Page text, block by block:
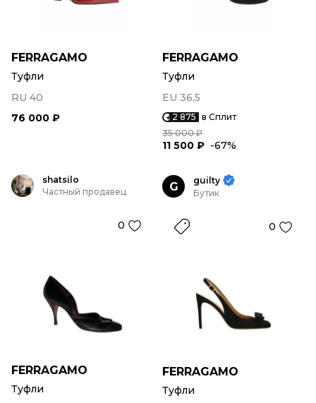
FERRAGAMO
Туфли
RU 40
76 000 ₽
FERRAGAMO
Туфли
EU 36,5
2 875 в Сплит
35 000 ₽
11 500 ₽ -67%
shatsilo
Частный продавец
0
FERRAGAMO
Туфли
G
guilty
Бутик
0
FERRAGAMO
Туфли